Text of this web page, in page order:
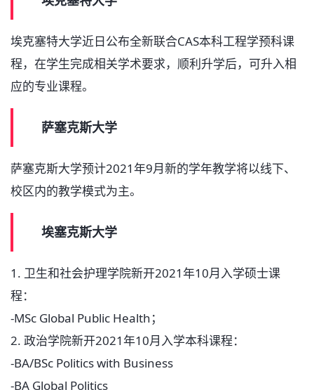
埃克塞特大学近日公布全新联合CAS本科工程学预科课
程，在学生完成相关学术要求，顺利升学后，可升入相
应的专业课程。
萨塞克斯大学
萨塞克斯大学预计2021年9月新的学年教学将以线下、
校区内的教学模式为主。
埃塞克斯大学
1. 卫生和社会护理学院新开2021年10月入学硕士课
程：
-MSc Global Public Health；
2. 政治学院新开2021年10月入学本科课程：
-BA/BSc Politics with Business
-BA Global Politics